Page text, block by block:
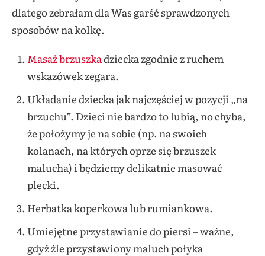
dlatego zebrałam dla Was garść sprawdzonych
sposobów na kolkę.
Masaż brzuszkadziecka zgodnie z ruchem
wskazówek zegara.
Układanie dziecka jak najczęściej w pozycji „na
brzuchu”. Dzieci nie bardzo to lubią, no chyba,
że położymy je na sobie (np. na swoich
kolanach, na których oprze się brzuszek
malucha) i będziemy delikatnie masować
plecki.
Herbatka koperkowa lub rumiankowa.
Umiejętne przystawianie do piersi – ważne,
gdyż źle przystawiony maluch połyka